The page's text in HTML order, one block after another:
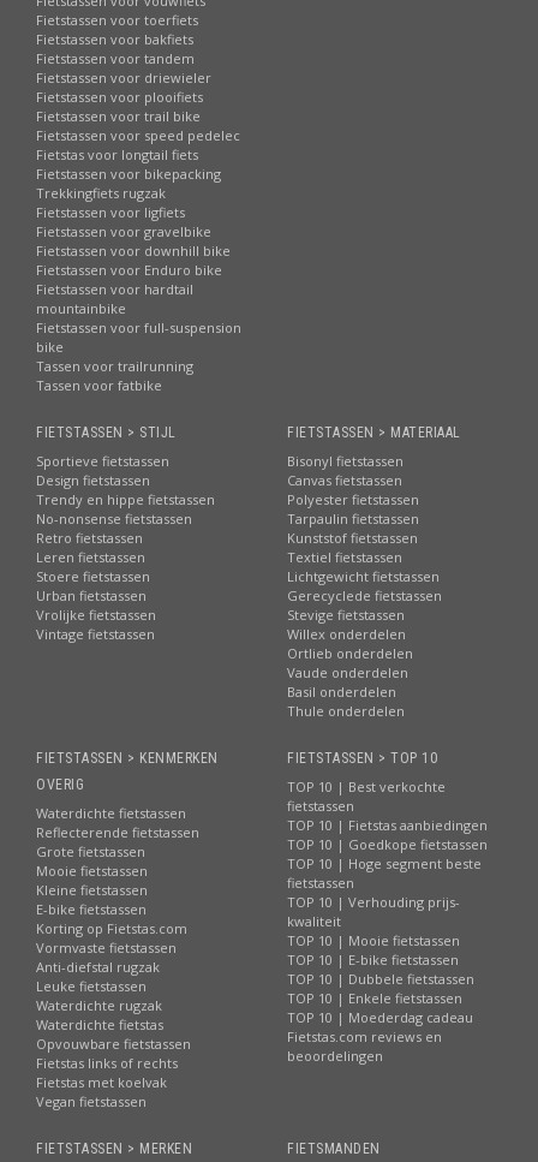
Fietstassen voor toerfiets
Fietstassen voor bakfiets
Fietstassen voor tandem
Fietstassen voor driewieler
Fietstassen voor plooifiets
Fietstassen voor trail bike
Fietstassen voor speed pedelec
Fietstas voor longtail fiets
Fietstassen voor bikepacking
Trekkingfiets rugzak
Fietstassen voor ligfiets
Fietstassen voor gravelbike
Fietstassen voor downhill bike
Fietstassen voor Enduro bike
Fietstassen voor hardtail
mountainbike
Fietstassen voor full-suspension
bike
Tassen voor trailrunning
Tassen voor fatbike
FIETSTASSEN > STIJL
Sportieve fietstassen
Design fietstassen
Trendy en hippe fietstassen
No-nonsense fietstassen
Retro fietstassen
Leren fietstassen
Stoere fietstassen
Urban fietstassen
Vrolijke fietstassen
Vintage fietstassen
FIETSTASSEN > MATERIAAL
Bisonyl fietstassen
Canvas fietstassen
Polyester fietstassen
Tarpaulin fietstassen
Kunststof fietstassen
Textiel fietstassen
Lichtgewicht fietstassen
Gerecyclede fietstassen
Stevige fietstassen
Willex onderdelen
Ortlieb onderdelen
Vaude onderdelen
Basil onderdelen
Thule onderdelen
FIETSTASSEN > KENMERKEN
OVERIG
Waterdichte fietstassen
Reflecterende fietstassen
Grote fietstassen
Mooie fietstassen
Kleine fietstassen
E-bike fietstassen
Korting op Fietstas.com
Vormvaste fietstassen
Anti-diefstal rugzak
Leuke fietstassen
Waterdichte rugzak
Waterdichte fietstas
Opvouwbare fietstassen
Fietstas links of rechts
Fietstas met koelvak
Vegan fietstassen
FIETSTASSEN > TOP 10
TOP 10 | Best verkochte
fietstassen
TOP 10 | Fietstas aanbiedingen
TOP 10 | Goedkope fietstassen
TOP 10 | Hoge segment beste
fietstassen
TOP 10 | Verhouding prijs-
kwaliteit
TOP 10 | Mooie fietstassen
TOP 10 | E-bike fietstassen
TOP 10 | Dubbele fietstassen
TOP 10 | Enkele fietstassen
TOP 10 | Moederdag cadeau
Fietstas.com reviews en
beoordelingen
FIETSTASSEN > MERKEN FIETSMANDEN